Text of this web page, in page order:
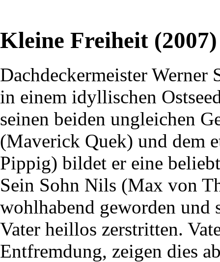
Kleine Freiheit (2007)
Dachdeckermeister
in einem idyllischen
seinen beiden ungleichen
(Maverick Quek) und dem
Pippig) bildet er eine
Sein Sohn Nils (Max von
wohlhabend geworden und
Vater heillos zerstritten.
Entfremdung, zeigen dies